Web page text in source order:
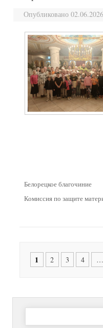
Опубликовано
Белорецкое благочиние
Комиссия по защите
Posts
1 2 3 4 …
Найти: